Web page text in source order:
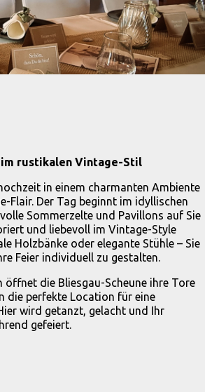
rustikalen Vintage-Stil
in einem charmanten Ambiente
Flair. Der Tag beginnt im idyllischen
Sommerzelte und Pavillons auf Sie
und liebevoll im Vintage-Style
Holzbänke oder elegante Stühle – Sie
Feier individuell zu gestalten.
öffnet die Bliesgau-Scheune ihre Tore
die perfekte Location für eine
wird getanzt, gelacht und Ihr
gefeiert.